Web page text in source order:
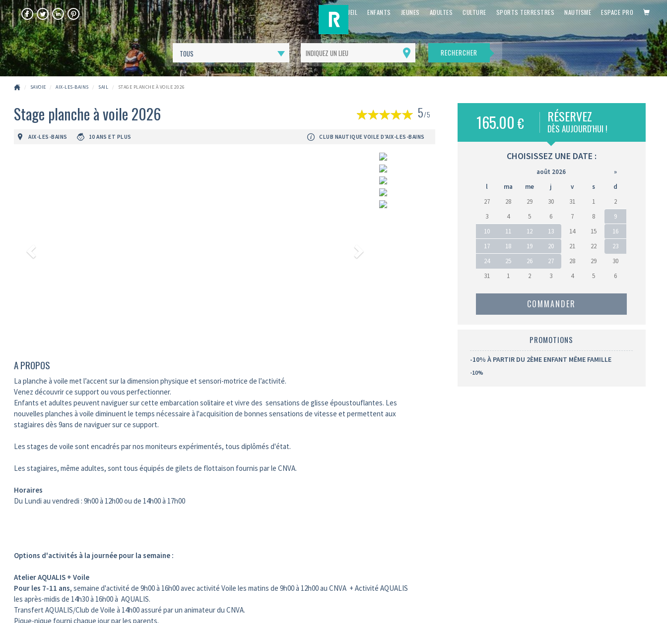
FACEBOOKTWITTERLINKEDINPINTEREST ACCUEIL ENFANTS JEUNES ADULTES CULTURE SPORTS TERRESTRES NAUTISME ESPACE PRO
Me
géolocaliser
RECHERCHER
SAVOIE AIX-LES-BAINS SAIL STAGE PLANCHE À VOILE 2026
Stage planche à voile 2026 5/5
AIX-LES-BAINS 10 ANS ET PLUS CLUB NAUTIQUE VOILE D'AIX-LES-BAINS
Suivant
A PROPOS
La planche à voile met l’accent sur la dimension physique et sensori-motrice de l’activité.
Venez découvrir ce support ou vous perfectionner.
Enfants et adultes peuvent naviguer sur cette embarcation solitaire et vivre des sensations de glisse époustouflantes. Les
nouvelles planches à voile diminuent le temps nécessaire à l'acquisition de bonnes sensations de vitesse et permettent aux
stagiaires dès 9ans de naviguer sur ce support.
Les stages de voile sont encadrés par nos moniteurs expérimentés, tous diplômés d'état.
Les stagiaires, même adultes, sont tous équipés de gilets de flottaison fournis par le CNVA.
Horaires
Du Lundi au vendredi : 9h00 à 12h00 ou de 14h00 à 17h00
Options d'activités à la journée pour la semaine :
Atelier AQUALIS + Voile
Pour les 7-11 ans, semaine d'activité de 9h00 à 16h00 avec activité Voile les matins de 9h00 à 12h00 au CNVA + Activité AQUALIS
les après-midis de 14h30 à 16h00 à AQUALIS.
Transfert AQUALIS/Club de Voile à 14h00 assuré par un animateur du CNVA.
Pique-nique fourni chaque jour par les parents.
165.00 € RÉSERVEZ
DÈS AUJOURD'HUI !
CHOISISSEZ UNE DATE :
août 2026
»
l
ma me j v s
d
27
28 29 30 31 1
2
3
4 5 6 7 8
9
10
11 12 13 14 15
16
17
18 19 20 21 22
23
24
25 26 27 28 29
30
31
1 2 3 4 5 6
COMMANDER
PROMOTIONS
-10% À PARTIR DU 2ÈME ENFANT MÊME FAMILLE
-10%